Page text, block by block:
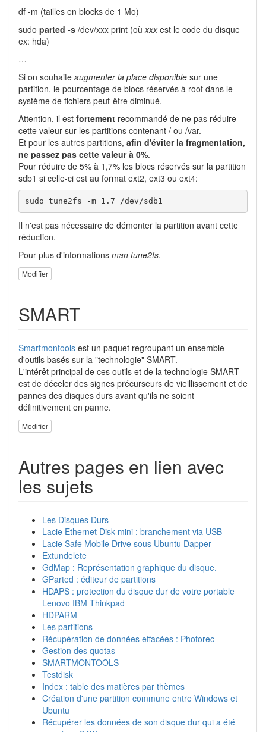
df -m (tailles en blocks de 1 Mo)
sudo parted -s /dev/xxx print (où xxxest le code du disque
ex: hda)
…
Si on souhaite augmenter la place disponible sur une
partition, le pourcentage de blocs réservés à root dans le
système de fichiers peut-être diminué.
Attention, il est fortement recommandé de ne pas réduire
cette valeur sur les partitions contenant / ou /var.
Et pour les autres partitions, afin d'éviter la fragmentation,
ne passez pas cette valeur à 0%.
Pour réduire de 5% à 1,7% les blocs réservés sur la partition
sdb1 si celle-ci est au format ext2, ext3 ou ext4:
sudo tune2fs -m 1.7 /dev/sdb1
Il n'est pas nécessaire de démonter la partition avant cette
réduction.
Pour plus d'informations man tune2fs.
Modifier
SMART
Smartmontools est un paquet regroupant un ensemble
d'outils basés sur la "technologie" SMART.
L'intérêt principal de ces outils et de la technologie SMART
est de déceler des signes précurseurs de vieillissement et de
pannes des disques durs avant qu'ils ne soient
définitivement en panne.
Modifier
Autres pages en lien avec
les sujets
Les Disques Durs
Lacie Ethernet Disk mini : branchement via USB
Lacie Safe Mobile Drive sous Ubuntu Dapper
Extundelete
GdMap : Représentation graphique du disque.
GParted : éditeur de partitions
HDAPS : protection du disque dur de votre portable
Lenovo IBM Thinkpad
HDPARM
Les partitions
Récupération de données effacées : Photorec
Gestion des quotas
SMARTMONTOOLS
Testdisk
Index : table des matières par thèmes
Création d'une partition commune entre Windows et
Ubuntu
Récupérer les données de son disque dur qui a été